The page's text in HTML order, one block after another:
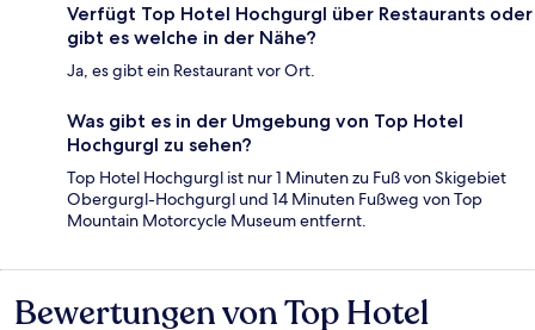
Verfügt Top Hotel Hochgurgl über Restaurants oder
gibt es welche in der Nähe?
Ja, es gibt ein Restaurant vor Ort.
Was gibt es in der Umgebung von Top Hotel
Hochgurgl zu sehen?
Top Hotel Hochgurgl ist nur 1 Minuten zu Fuß von Skigebiet
Obergurgl-Hochgurgl und 14 Minuten Fußweg von Top
Mountain Motorcycle Museum entfernt.
Bewertungen
Bewertungen von Top Hotel